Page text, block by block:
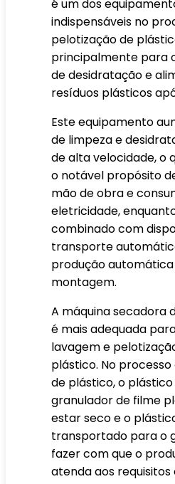
é um dos
indispensáveis ​​no
pelotização de
principalmente para
de desidratação e
resíduos plásticos
Este equipamento
de limpeza e
de alta velocidade, o
o notável propósito
mão de obra e
eletricidade,
combinado com
transporte
produção
montagem.
A máquina secadora
é mais adequada
lavagem e
plástico. No
de plástico, o
granulador de filme
estar seco e o
transportado para o
fazer com que o
atenda aos requisitos